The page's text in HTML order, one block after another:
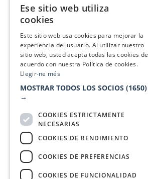
Ese sitio web utiliza
cookies
Este sitio web usa cookies para mejorar la
experiencia del usuario. Al utilizar nuestro
sitio web, usted acepta todas las cookies de
acuerdo con nuestra Política de cookies.
Llegir-ne més
MOSTRAR TODOS LOS SOCIOS (1650)
→
COOKIES ESTRICTAMENTE
NECESARIAS
COOKIES DE RENDIMIENTO
COOKIES DE PREFERENCIAS
COOKIES DE FUNCIONALIDAD